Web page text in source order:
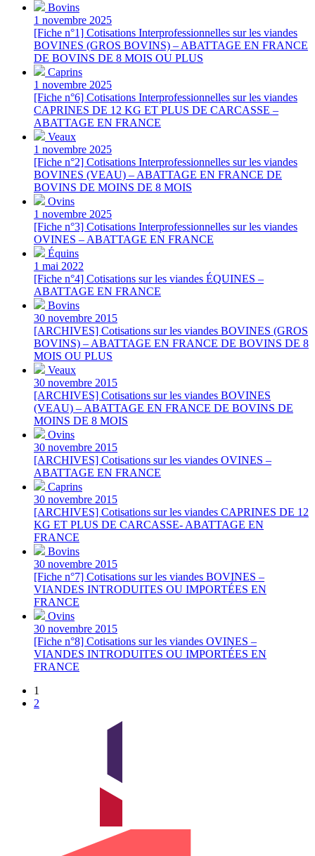
Bovins
1 novembre 2025
[Fiche n°1] Cotisations Interprofessionnelles sur les viandes
BOVINES (GROS BOVINS) – ABATTAGE EN FRANCE
DE BOVINS DE 8 MOIS OU PLUS
Caprins
1 novembre 2025
[Fiche n°6] Cotisations Interprofessionnelles sur les viandes
CAPRINES DE 12 KG ET PLUS DE CARCASSE –
ABATTAGE EN FRANCE
Veaux
1 novembre 2025
[Fiche n°2] Cotisations Interprofessionnelles sur les viandes
BOVINES (VEAU) – ABATTAGE EN FRANCE DE
BOVINS DE MOINS DE 8 MOIS
Ovins
1 novembre 2025
[Fiche n°3] Cotisations Interprofessionnelles sur les viandes
OVINES – ABATTAGE EN FRANCE
Équins
1 mai 2022
[Fiche n°4] Cotisations sur les viandes ÉQUINES –
ABATTAGE EN FRANCE
Bovins
30 novembre 2015
[ARCHIVES] Cotisations sur les viandes BOVINES (GROS
BOVINS) – ABATTAGE EN FRANCE DE BOVINS DE 8
MOIS OU PLUS
Veaux
30 novembre 2015
[ARCHIVES] Cotisations sur les viandes BOVINES
(VEAU) – ABATTAGE EN FRANCE DE BOVINS DE
MOINS DE 8 MOIS
Ovins
30 novembre 2015
[ARCHIVES] Cotisations sur les viandes OVINES –
ABATTAGE EN FRANCE
Caprins
30 novembre 2015
[ARCHIVES] Cotisations sur les viandes CAPRINES DE 12
KG ET PLUS DE CARCASSE- ABATTAGE EN
FRANCE
Bovins
30 novembre 2015
[Fiche n°7] Cotisations sur les viandes BOVINES –
VIANDES INTRODUITES OU IMPORTÉES EN
FRANCE
Ovins
30 novembre 2015
[Fiche n°8] Cotisations sur les viandes OVINES –
VIANDES INTRODUITES OU IMPORTÉES EN
FRANCE
1
2